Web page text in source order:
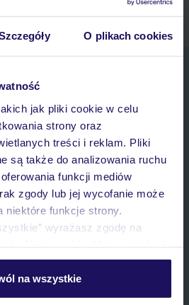
O plikach cookies
jak pliki cookie w celu
strony oraz
treści i reklam. Pliki
są także do analizowania ruchu
funkcji mediów
zgody lub jej wycofanie może
niektóre funkcje strony.
wyrażasz zgodę na
wchodząc w zakładkę
o plikach cookie znajdziesz
na wszystkie
danych osobowych przez TUI
Dystrybucja Sp. z o.o. w celach
oraz celu wskazanym w
, poprzez elektroniczną formę
z użyciem tzw. automatycznych
Zapisz się